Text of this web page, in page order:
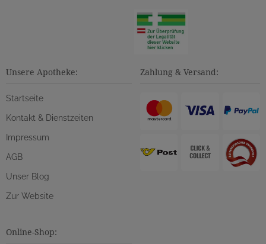
Unsere Apotheke:
Startseite
Kontakt & Dienstzeiten
Impressum
AGB
Unser Blog
Zur Website
Zahlung & Versand:
Online-Shop: